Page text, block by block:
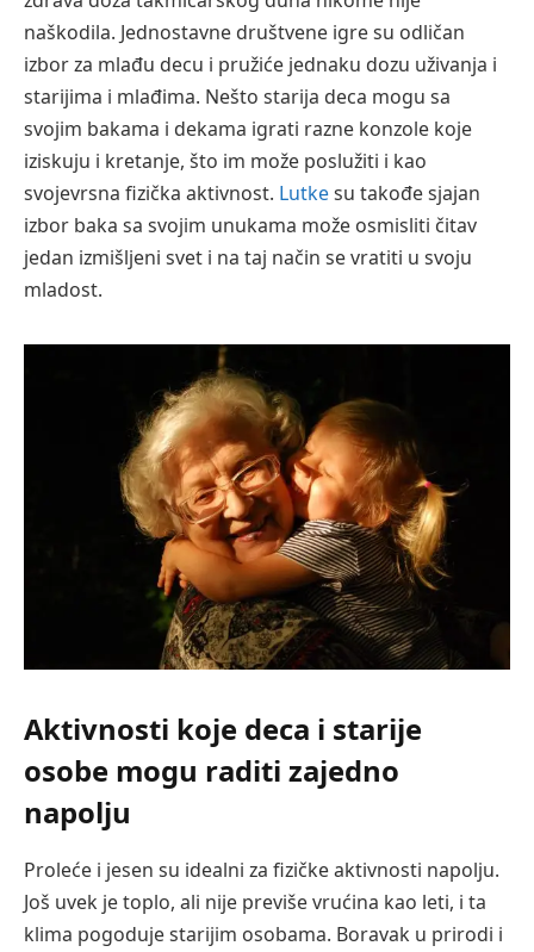
naškodila. Jednostavne društvene igre su odličan
izbor za mlađu decu i pružiće jednaku dozu uživanja i
starijima i mlađima. Nešto starija deca mogu sa
svojim bakama i dekama igrati razne konzole koje
iziskuju i kretanje, što im može poslužiti i kao
svojevrsna fizička aktivnost. Lutkesu takođe sjajan
izbor baka sa svojim unukama može osmisliti čitav
jedan izmišljeni svet i na taj način se vratiti u svoju
mladost.
Aktivnosti koje deca i starije
osobe mogu raditi zajedno
napolju
Proleće i jesen su idealni za fizičke aktivnosti napolju.
Još uvek je toplo, ali nije previše vrućina kao leti, i ta
klima pogoduje starijim osobama. Boravak u prirodi i